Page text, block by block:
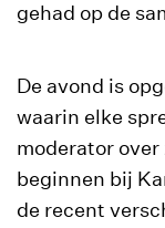
gehad op de
De avond is
waarin elke
moderator
beginnen bij
de recent